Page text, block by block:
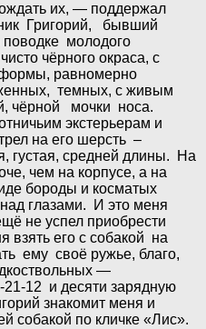
их, — поддержал
Григорий, бывший
молодого
чёрного окраса, с
равномерно
темных, с живым
чёрной мочки носа.
экстерьерам и
на его шерсть –
густая, средней длины. На
чем на корпусе, а на
бороды и косматых
глазами. И это меня
не успел приобрести
взять его с собакой на
ему своё ружье, благо,
—
12 и десяти зарядную
знакомит меня и
собакой по кличке «Лис».